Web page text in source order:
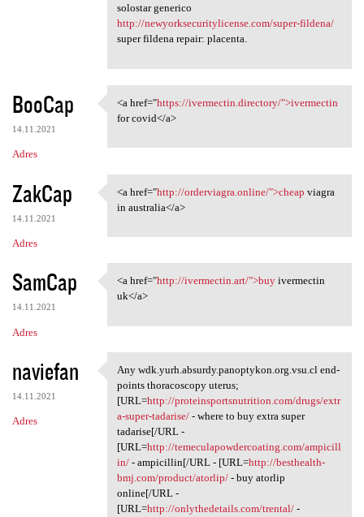
solostar generico
http://newyorksecuritylicense.com/super-fildena/
super fildena repair: placenta.
BooCap
14.11.2021
Adres
<a href="https://ivermectin
<a href="https://ivermectin.directory/">ivermectin
for covid</a>
ZakCap
14.11.2021
Adres
<a href="http://orderviagra
<a href="http://orderviagra.online/">cheap viagra
in australia</a>
SamCap
14.11.2021
Adres
<a href="http://ivermectin
<a href="http://ivermectin.art/">buyivermectin
uk</a>
naviefan
14.11.2021
Adres
Any wdk.yurh.absurdy
Any wdk.yurh.absurdy.panoptykon.org.vsu.cl end-
points thoracoscopy uterus;
[URL=http://proteinsportsnutrition.com/drugs/extr
a-super-tadarise/- where to buy extra super
tadarise[/URL -
[URL=http://temeculapowdercoating.com/ampicill
in/- ampicillin[/URL - [URL=http://besthealth-
bmj.com/product/atorlip/- buy atorlip
online[/URL -
[URL=http://onlythedetails.com/trental/-